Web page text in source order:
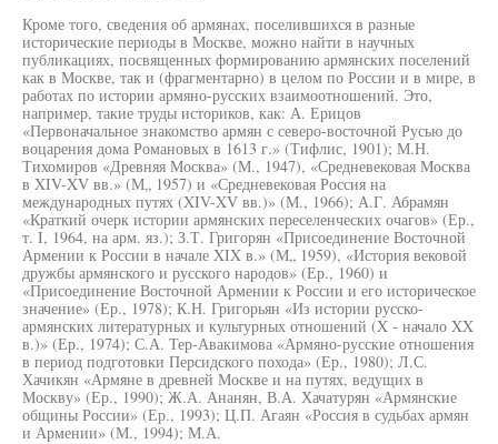
Кроме того, сведения об армянах, поселившихся в разные
исторические периоды в Москве, можно найти в научных
публикациях, посвященных формированию армянских поселений
как в Москве, так и (фрагментарно) в целом по России и в мире, в
работах по истории армяно-русских взаимоотношений. Это,
например, такие труды историков, как: А. Ерицов
«Первоначальное знакомство армян с северо-восточной Русью до
воцарения дома Романовых в 1613 г.» (Тифлис, 1901); М.Н.
Тихомиров «Древняя Москва» (М., 1947), «Средневековая Москва
в XIV-XV вв.» (М„ 1957) и «Средневековая Россия на
международных путях (XIV-XV вв.)» (М., 1966); А.Г. Абрамян
«Краткий очерк истории армянских переселенческих очагов» (Ер.,
т. I, 1964, на арм. яз.); З.Т. Григорян «Присоединение Восточной
Армении к России в начале XIX в.» (М„ 1959), «История вековой
дружбы армянского и русского народов» (Ер., 1960) и
«Присоединение Восточной Армении к России и его историческое
значение» (Ер., 1978); К.Н. Григорьян «Из истории русско-
армянских литературных и культурных отношений (X - начало XX
в.)» (Ер., 1974); С.А. Тер-Авакимова «Армяно-русские отношения
в период подготовки Персидского похода» (Ер., 1980); Л.С.
Хачикян «Армяне в древней Москве и на путях, ведущих в
Москву» (Ер., 1990); Ж.А. Ананян, В.А. Хачатурян «Армянские
общины России» (Ер., 1993); Ц.П. Агаян «Россия в судьбах армян
и Армении» (М., 1994); М.А.